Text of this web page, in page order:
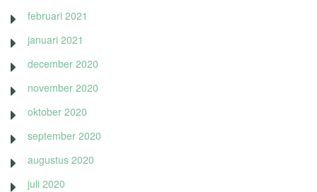
februari 2021
januari 2021
december 2020
november 2020
oktober 2020
september 2020
augustus 2020
juli 2020